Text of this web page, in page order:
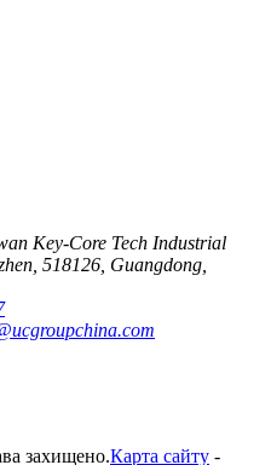
Key-Core Tech Industrial
518126, Guangdong,
захищено.Карта сайту -